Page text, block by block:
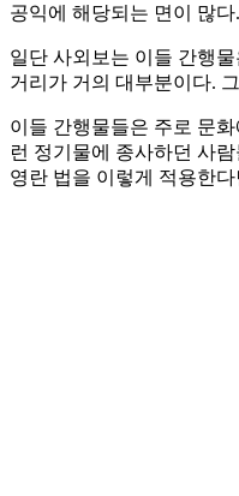
공익에 해당되는 면이 많다.
일단 사외보는 이들 간행
거리가 거의 대부분이다.
이들 간행물들은 주로 문
런 정기물에 종사하던 사
영란 법을 이렇게 적용한